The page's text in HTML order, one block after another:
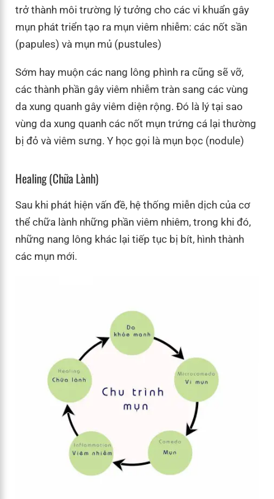
trở thành môi trường lý tưởng cho các vi khuẩn gây
mụn phát triển tạo ra mụn viêm nhiễm: các nốt sần
(papules) và mụn mủ (pustules)
Sớm hay muộn các nang lông phình ra cũng sẽ vỡ,
các thành phần gây viêm nhiễm tràn sang các vùng
da xung quanh gây viêm diện rộng. Đó là lý tại sao
vùng da xung quanh các nốt mụn trứng cá lại thường
bị đỏ và viêm sưng. Y học gọi là mụn bọc (nodule)
Healing (chữa Lành)
Sau khi phát hiện vấn đề, hệ thống miễn dịch của cơ
thể chữa lành những phần viêm nhiêm, trong khi đó,
những nang lông khác lại tiếp tục bị bít, hình thành
các mụn mới.